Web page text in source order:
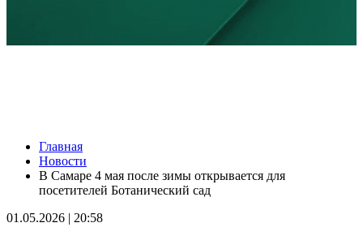
Из-за непогоды в Тольятти усилили работу аварийных служб
09.08.2026 | 15:35
Где в Самаре приведут в порядок газоны 9 августа: список
адресов
Нападающий КС рассказал об игре команды с новым
Главная
Новости
В Самаре 4 мая после зимы открывается для
посетителей Ботанический сад
01.05.2026 | 20:58